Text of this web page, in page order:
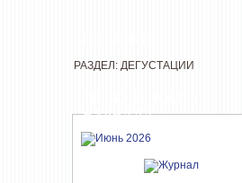
ЖУРНАЛА
РАЗДЕЛ: ДЕГУСТАЦИИ